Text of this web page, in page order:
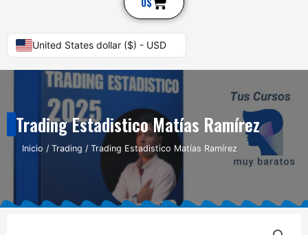
United States dollar ($) - USD
Trading Estadistico Matías Ramírez
Inicio / Trading / Trading Estadistico Matías Ramírez